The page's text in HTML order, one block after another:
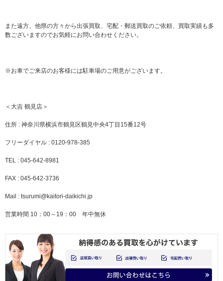
また遠方、他県の方々から出張買取、宅配・郵送買取のご依頼、買取実績も多
数ございますのでお気軽にお問い合わせください。
※お車でご来店のお客様には駐車場のご用意がございます。
＜大吉 鶴見店＞
住所 : 神奈川県横浜市鶴見区鶴見中央4丁目15番12号
フリーダイヤル : 0120-978-385
TEL : 045-642-8981
FAX : 045-642-3736
Mail : tsurumi@kaitori-daikichi.jp
営業時間 10：00～19：00 年中無休